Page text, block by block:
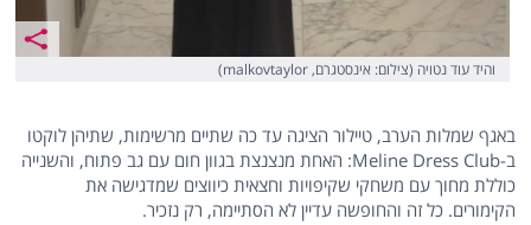
והיד עוד נטויה (צילום: אינסטגרם, malkovtaylor)
באגף שמלות הערב, טיילור הציגה עד כה שתיים מרשימות, שתיהן לוקטו
ב-Meline Dress Club: האחת מנצנצת בגוון חום עם גב פתוח, והשנייה
כוללת מחוך עם משחקי שקיפויות וחצאית כיווצים שמדגישה את
הקימורים. כל זה והחופשה עדיין לא הסתיימה, רק נזכיר.